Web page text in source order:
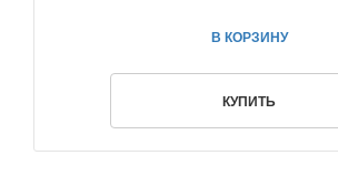
В КОРЗИНУ
КУПИТЬ